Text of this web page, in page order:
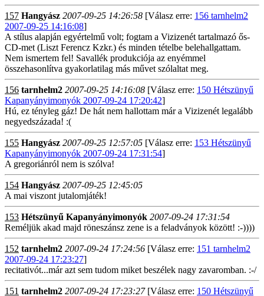
157 Hangyász 2007-09-25 14:26:58 [Válasz erre: 156 tarnhelm2
2007-09-25 14:16:08]
A stílus alapján egyértelmű volt; fogtam a Vizizenét tartalmazó ős-
CD-met (Liszt Ferencz Kzkr.) és minden tételbe belehallgattam.
Nem ismertem fel! Savallék produkciója az enyémmel
összehasonlítva gyakorlatilag más művet szólaltat meg.
156 tarnhelm2 2007-09-25 14:16:08 [Válasz erre: 150 Hétszünyű
Kapanyányimonyók 2007-09-24 17:20:42]
Hú, ez tényleg gáz! De hát nem hallottam már a Vizizenét legalább
negyedszázada! :(
155 Hangyász 2007-09-25 12:57:05 [Válasz erre: 153 Hétszünyű
Kapanyányimonyók 2007-09-24 17:31:54]
A gregoriánról nem is szólva!
154 Hangyász 2007-09-25 12:45:05
A mai viszont jutalomjáték!
153 Hétszünyű Kapanyányimonyók 2007-09-24 17:31:54
Reméljük akad majd röneszánsz zene is a feladványok között! :-))))
152 tarnhelm2 2007-09-24 17:24:56 [Válasz erre: 151 tarnhelm2
2007-09-24 17:23:27]
recitativót...már azt sem tudom miket beszélek nagy zavaromban. :-/
151 tarnhelm2 2007-09-24 17:23:27[Válasz erre: 150 Hétszünyű